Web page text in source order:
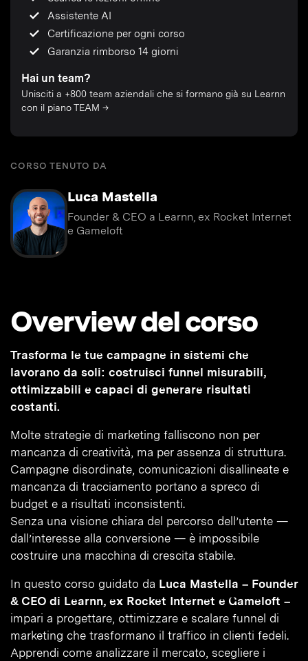
Assistente AI
Certificazione per ogni corso
Garanzia rimborso 14 giorni
Hai un team?
Unisciti a +800 team aziendali che si formano già su Learnn
con il piano TEAM →
CORSO TENUTO DA
Luca Mastella
Founder & CEO a Learnn, ex Rocket Internet
e Gameloft
Overview del corso
Trasforma le tue campagne in sistemi che
lavorano da soli: costruisci funnel misurabili,
ottimizzabili e capaci di generare risultati
costanti.
Molte strategie di marketing falliscono non per
mancanza di creatività, ma per assenza di struttura.
Campagne disordinate, comunicazioni disallineate e
mancanza di tracciamento portano a spreco di
budget e a risultati inconsistenti.
Senza una visione chiara del percorso dell’utente —
dall’interesse alla conversione — è impossibile
costruire una macchina di crescita stabile.
In questo corso guidato da Luca Mastella – Founder
& CEO di Learnn, ex Rocket Internet e Gameloft –
impari a progettare, ottimizzare e scalare funnel di
marketing che trasformano il traffico in clienti fedeli.
Apprendi come analizzare il mercato, scegliere i